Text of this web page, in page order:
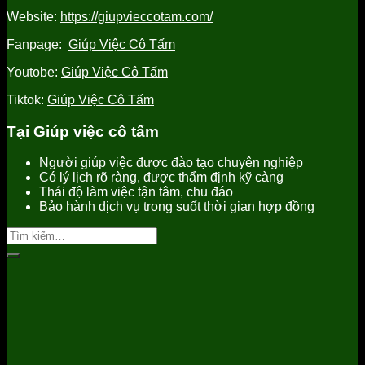
Website: https://giupvieccotam.com/
Fanpage: Giúp Việc Cô Tấm
Youtobe: Giúp Việc Cô Tấm
Tiktok: Giúp Việc Cô Tấm
Tại Giúp việc cô tấm
Người giúp việc được đào tạo chuyên nghiệp
Có lý lịch rõ ràng, được thẩm định kỹ càng
Thái độ làm việc tận tâm, chu đáo
Bảo hành dịch vụ trong suốt thời gian hợp đồng
Tìm
kiếm: